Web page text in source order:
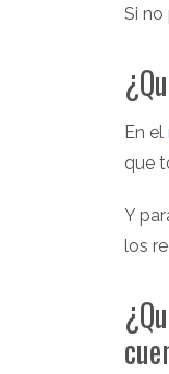
Si no
En el
que
Y
los